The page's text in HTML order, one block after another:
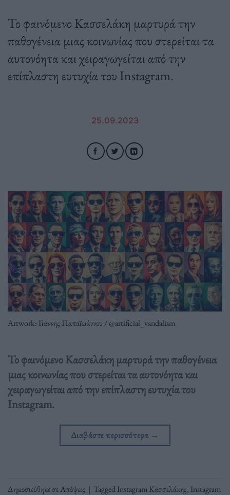
Το φαινόμενο Κασσελάκη μαρτυρά την
παθογένεια μιας κοινωνίας που στερείται τα
αυτονόητα και χειραγωγείται από την
επίπλαστη ευτυχία του Instagram.
25.09.2023
Artwork: Γιάννης Παπαϊωάννου / @artificial_vandalism
Το φαινόμενο Κασσελάκη μαρτυρά την παθογένεια
μιας κοινωνίας που στερείται τα αυτονόητα και
χειραγωγείται από την επίπλαστη ευτυχία του
Instagram.
Διαβάστε περισσότερα →
Δημοσιεύθηκε σεΑπόψεις | TaggedInstagram Κασσελάκης, Instagram